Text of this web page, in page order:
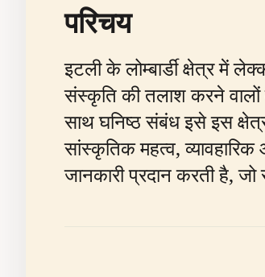
परिचय
इटली के लोम्बार्डी क्षेत्र में
संस्कृति की तलाश करने
साथ घनिष्ठ संबंध इसे इस
सांस्कृतिक महत्व,
जानकारी प्रदान करती है,